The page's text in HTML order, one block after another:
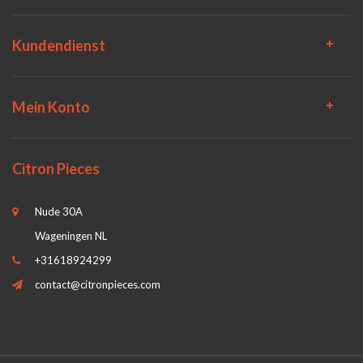
Kundendienst
Mein Konto
Citron Pieces
Nude 30A
Wageningen NL
+31618924299
contact@citronpieces.com